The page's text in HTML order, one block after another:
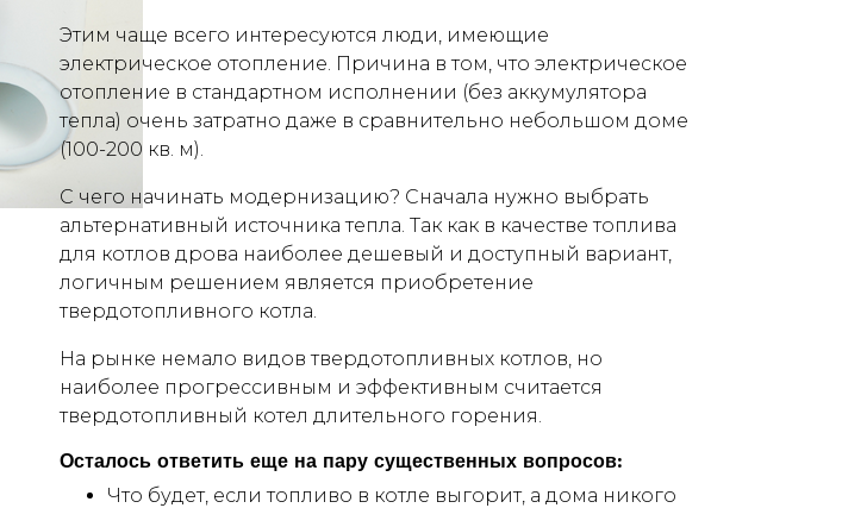
Этим чаще всего интересуются люди, имеющие
электрическое отопление. Причина в том, что электрическое
отопление в стандартном исполнении (без аккумулятора
тепла) очень затратно даже в сравнительно небольшом доме
(100-200 кв. м).
С чего начинать модернизацию? Сначала нужно выбрать
альтернативный источника тепла. Так как в качестве топлива
для котлов дрова наиболее дешевый и доступный вариант,
логичным решением является приобретение
твердотопливного котла.
На рынке немало видов твердотопливных котлов, но
наиболее прогрессивным и эффективным считается
твердотопливный котел длительного горения.
Осталось ответить еще на пару существенных вопросов:
Что будет, если топливо в котле выгорит, а дома никого